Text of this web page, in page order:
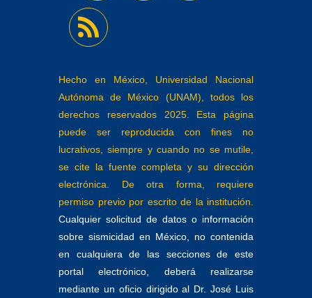
Hecho en México, Universidad Nacional
Autónoma de México (UNAM), todos los
derechos reservados 2025. Esta página
puede ser reproducida con fines no
lucrativos, siempre y cuando no se mutile,
se cite la fuente completa y su dirección
electrónica. De otra forma, requiere
permiso previo por escrito de la institución.
Cualquier solicitud de datos o información
sobre sismicidad en México, no contenida
en cualquiera de las secciones de este
portal electrónico, deberá realizarse
mediante un oficio dirigido al Dr. José Luis